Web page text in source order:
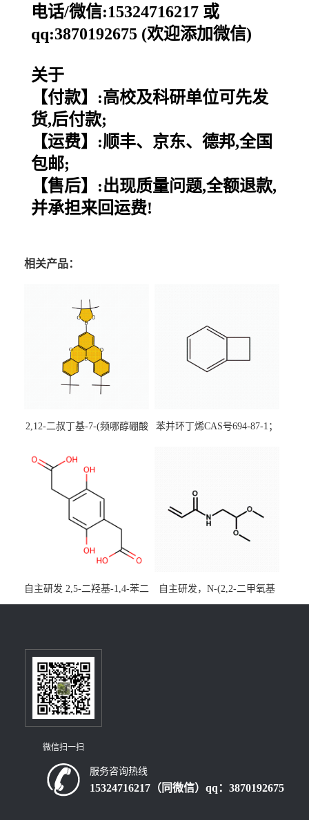
电话/微信:15324716217 或
qq:3870192675 (欢迎添加微信)
关于
【付款】:高校及科研单位可先发
货,后付款;
【运费】:顺丰、京东、德邦,全国
包邮;
【售后】:出现质量问题,全额退款,
并承担来回运费!
相关产品：
2,12-二叔丁基-7-(频哪醇硼酸
[3,2,1-de]蒽CAS号2648896-
装，实验室现货直发
苯并环丁烯CAS号694-87-1；
自主研发 2,5-二羟基-1,4-苯二
乙酸CAS号5488-16-4；公斤
百公斤级可供应
自主研发，N-(2,2-二甲氧基
乙基)丙烯酰胺CAS号49707-
微信扫一扫
服务咨询热线
15324716217（同微信）qq：3870192675